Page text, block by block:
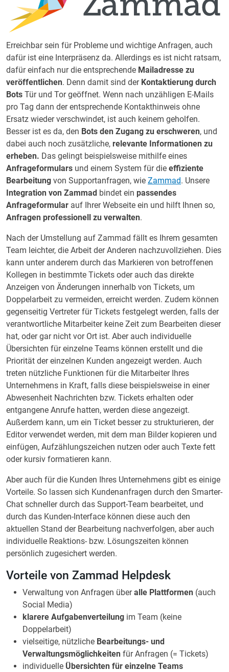
Erreichbar sein für Probleme und wichtige Anfragen, auch
dafür ist eine Interpräsenz da. Allerdings es ist nicht ratsam,
dafür einfach nur die entsprechende Mailadresse zu
veröffentlichen. Denn damit sind der Kontaktierung durch
Bots Tür und Tor geöffnet. Wenn nach unzähligen E-Mails
pro Tag dann der entsprechende Kontakthinweis ohne
Ersatz wieder verschwindet, ist auch keinem geholfen.
Besser ist es da, den Bots den Zugang zu erschweren, und
dabei auch noch zusätzliche, relevante Informationen zu
erheben. Das gelingt beispielsweise mithilfe eines
Anfrageformulars und einem System für die effiziente
Bearbeitung von Supportanfragen, wie Zammad. Unsere
Integration von Zammad bindet ein passendes
Anfrageformular auf Ihrer Webseite ein und hilft Ihnen so,
Anfragen professionell zu verwalten.
Nach der Umstellung auf Zammad fällt es Ihrem gesamten
Team leichter, die Arbeit der Anderen nachzuvollziehen. Dies
kann unter anderem durch das Markieren von betroffenen
Kollegen in bestimmte Tickets oder auch das direkte
Anzeigen von Änderungen innerhalb von Tickets, um
Doppelarbeit zu vermeiden, erreicht werden. Zudem können
gegenseitig Vertreter für Tickets festgelegt werden, falls der
verantwortliche Mitarbeiter keine Zeit zum Bearbeiten dieser
hat, oder gar nicht vor Ort ist. Aber auch individuelle
Übersichten für einzelne Teams können erstellt und die
Priorität der einzelnen Kunden angezeigt werden. Auch
treten nützliche Funktionen für die Mitarbeiter Ihres
Unternehmens in Kraft, falls diese beispielsweise in einer
Abwesenheit Nachrichten bzw. Tickets erhalten oder
entgangene Anrufe hatten, werden diese angezeigt.
Außerdem kann, um ein Ticket besser zu strukturieren, der
Editor verwendet werden, mit dem man Bilder kopieren und
einfügen, Aufzählungszeichen nutzen oder auch Texte fett
oder kursiv formatieren kann.
Aber auch für die Kunden Ihres Unternehmens gibt es einige
Vorteile. So lassen sich Kundenanfragen durch den Smarter-
Chat schneller durch das Support-Team bearbeitet, und
durch das Kunden-Interface können diese auch den
aktuellen Stand der Bearbeitung nachverfolgen, aber auch
individuelle Reaktions- bzw. Lösungszeiten können
persönlich zugesichert werden.
Vorteile von Zammad Helpdesk
Verwaltung von Anfragen überalle Plattformen (auch
Social Media)
klarere Aufgabenverteilung im Team (keine
Doppelarbeit)
vielseitige, nützliche Bearbeitungs- und
Verwaltungsmöglichkeiten für Anfragen (= Tickets)
individuelle Übersichten für einzelne Teams